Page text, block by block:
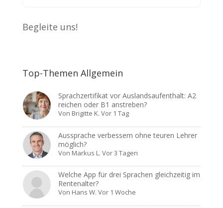
Begleite uns!
Top-Themen Allgemein
Sprachzertifikat vor Auslandsaufenthalt: A2
reichen oder B1 anstreben?
Von Brigitte K. Vor 1 Tag
Aussprache verbessern ohne teuren Lehrer
möglich?
Von Markus L. Vor 3 Tagen
Welche App für drei Sprachen gleichzeitig im
Rentenalter?
Von Hans W. Vor 1 Woche